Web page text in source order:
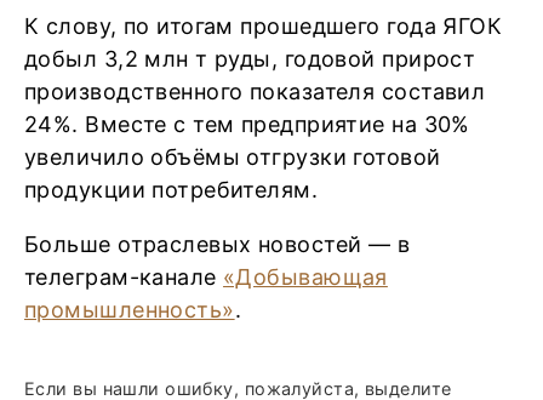
К слову, по итогам прошедшего года ЯГОК
добыл 3,2 млн т руды, годовой прирост
производственного показателя составил
24%. Вместе с тем предприятие на 30%
увеличило объёмы отгрузки готовой
продукции потребителям.
Больше отраслевых новостей — в
телеграм-канале «Добывающая
промышленность».
Если вы нашли ошибку, пожалуйста, выделите